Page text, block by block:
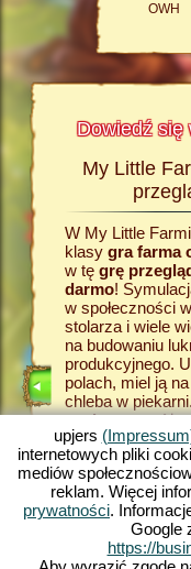
OWH
Dowiedź się
o
My Little
W My Little
klasy gra farma
w tę grę
darmo!
w społeczności
stolarza i wiele
na budowaniu
produkcyjnego.
polach, miel ją
chleba w
za darmoz
grafiką. W tej
zajmujesz się
aspektach: od
zwierząt.
hodowlane,
jedwabista.
Little Farmies -
upjers
internetowych pliki
mediów
reklam. Więcej
prywatności.
Google
https://